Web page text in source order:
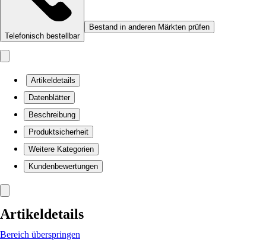
Telefonisch bestellbar
Bestand in anderen Märkten prüfen
Artikeldetails
Datenblätter
Beschreibung
Produktsicherheit
Weitere Kategorien
Kundenbewertungen
Artikeldetails
Bereich überspringen